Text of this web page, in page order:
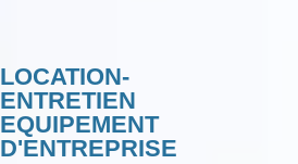
LOCATION-
ENTRETIEN
EQUIPEMENT
D'ENTREPRISE